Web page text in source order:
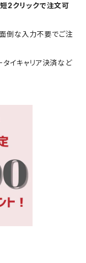
2クリックで注文可
倒な入力不要でご注
タイキャリア決済など